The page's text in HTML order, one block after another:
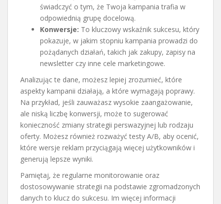
świadczyć o tym, że Twoja kampania trafia w
odpowiednią grupę docelową.
Konwersje: To kluczowy wskaźnik sukcesu, który
pokazuje, w jakim stopniu kampania prowadzi do
pożądanych działań, takich jak zakupy, zapisy na
newsletter czy inne cele marketingowe.
Analizując te dane, możesz lepiej zrozumieć, które
aspekty kampanii działają, a które wymagają poprawy.
Na przykład, jeśli zauważasz wysokie zaangażowanie,
ale niską liczbę konwersji, może to sugerować
konieczność zmiany strategii perswazyjnej lub rodzaju
oferty. Możesz również rozważyć testy A/B, aby ocenić,
które wersje reklam przyciągają więcej użytkowników i
generują lepsze wyniki.
Pamiętaj, że regularne monitorowanie oraz
dostosowywanie strategii na podstawie zgromadzonych
danych to klucz do sukcesu. Im więcej informacji